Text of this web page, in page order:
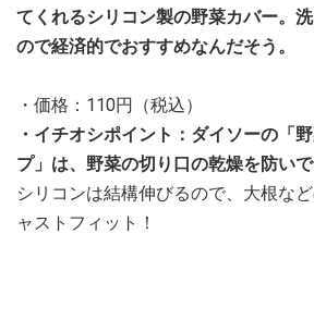
てくれるシリコン製の野菜カバー。
ので経済的でおすすめなんだそう。
・価格：110円（税込）
・イチオシポイント：ダイソーの「
プ」は、野菜の切り口の乾燥を防い
シリコンは結構伸びるので、大根な
ャストフィット！